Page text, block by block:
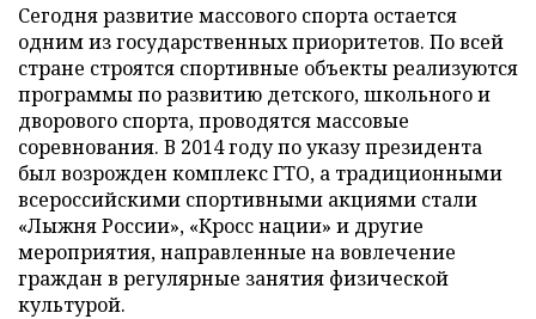
Сегодня развитие массового спорта остается
одним из государственных приоритетов. По всей
стране строятся спортивные объекты реализуются
программы по развитию детского, школьного и
дворового спорта, проводятся массовые
соревнования. В 2014 году по указу президента
был возрожден комплекс ГТО, а традиционными
всероссийскими спортивными акциями стали
«Лыжня России», «Кросс нации» и другие
мероприятия, направленные на вовлечение
граждан в регулярные занятия физической
культурой.